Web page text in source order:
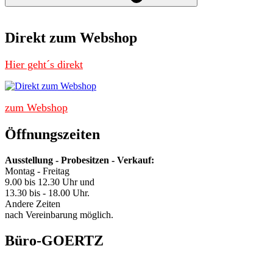
Direkt zum Webshop
Hier geht´s direkt
zum Webshop
Öffnungszeiten
Ausstellung - Probesitzen - Verkauf:
Montag - Freitag
9.00 bis 12.30 Uhr und
13.30 bis - 18.00 Uhr.
Andere Zeiten
nach Vereinbarung möglich.
Büro-GOERTZ